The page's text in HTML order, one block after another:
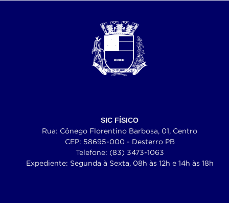
SIC FÍSICO
Rua: Cônego Florentino Barbosa, 01, Centro
CEP: 58695-000 - Desterro PB
Telefone: (83) 3473-1063
Expediente: Segunda à Sexta, 08h às 12h e 14h às 18h